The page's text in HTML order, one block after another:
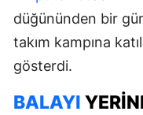
düğününden bir
takım kampına
gösterdi.
BALAYI